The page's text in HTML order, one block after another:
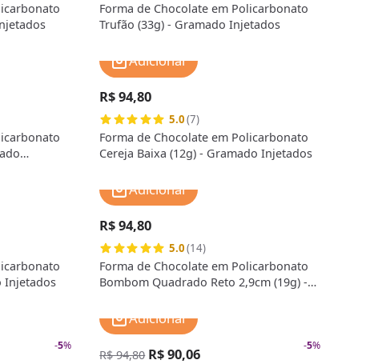
Forma de Chocolate em Policarbonato
Trufão (33g) - Gramado Injetados
R$ 94,80
5.0(7)
Forma de Chocolate em Policarbonato
Cereja Baixa (12g) - Gramado Injetados
Adicionar
Injetados
R$ 94,80
5.0(14)
Forma de Chocolate em Policarbonato
Bombom Quadrado Reto 2,9cm (19g) -
Adicionar
-5% -5%
R$ 94,80 R$ 90,06
Adicionar